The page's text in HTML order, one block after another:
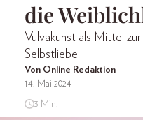
die
Vulvakunst als Mittel
Selbstliebe
Von Online Redaktion
14. Mai 2024
3 Min.